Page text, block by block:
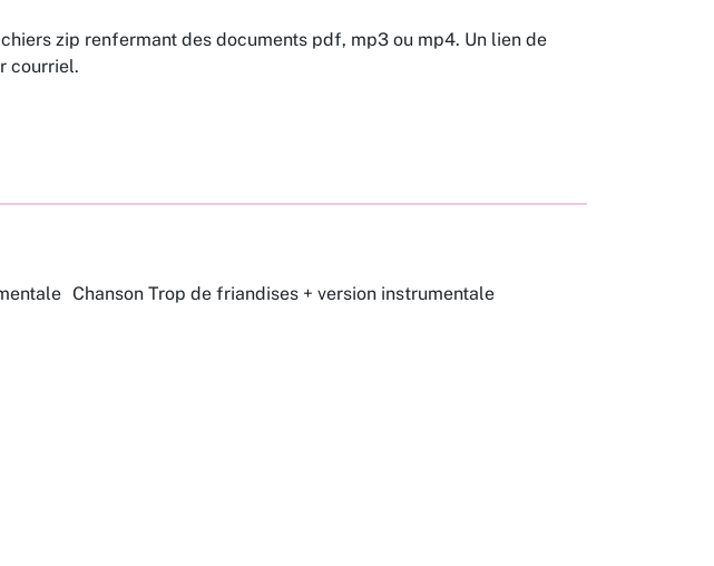
zip renfermant des documents pdf, mp3 ou mp4. Un lien de
courriel.
Chanson Trop de friandises + version instrumentale